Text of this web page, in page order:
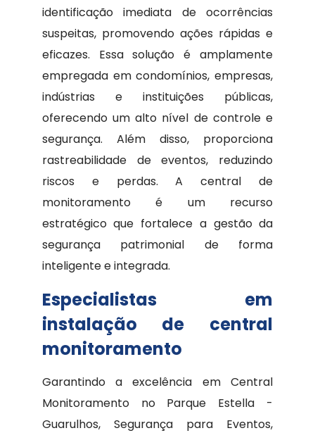
identificação imediata de ocorrências
suspeitas, promovendo ações rápidas e
eficazes. Essa solução é amplamente
empregada em condomínios, empresas,
indústrias e instituições públicas,
oferecendo um alto nível de controle e
segurança. Além disso, proporciona
rastreabilidade de eventos, reduzindo
riscos e perdas. A central de
monitoramento é um recurso
estratégico que fortalece a gestão da
segurança patrimonial de forma
inteligente e integrada.
Especialistas em
instalação de central
monitoramento
Garantindo a excelência em Central
Monitoramento no Parque Estella -
Guarulhos, Segurança para Eventos,